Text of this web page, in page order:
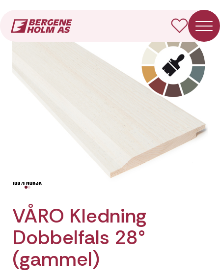
VÅRO Kledning Dobbelfals 28° (gammel)
VÅRO Kledning
Dobbelfals 28°
(gammel)